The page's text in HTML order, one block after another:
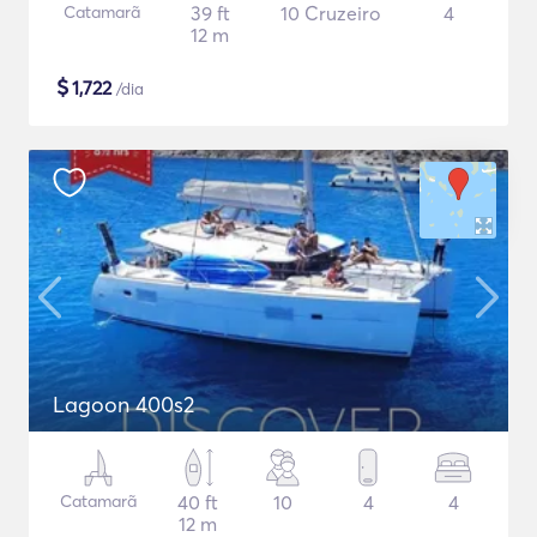
Catamarã
39 ft
12 m
10 Cruzeiro 4
$1,722/dia
Lagoon 400s2
Catamarã
40 ft
12 m
10 4 4